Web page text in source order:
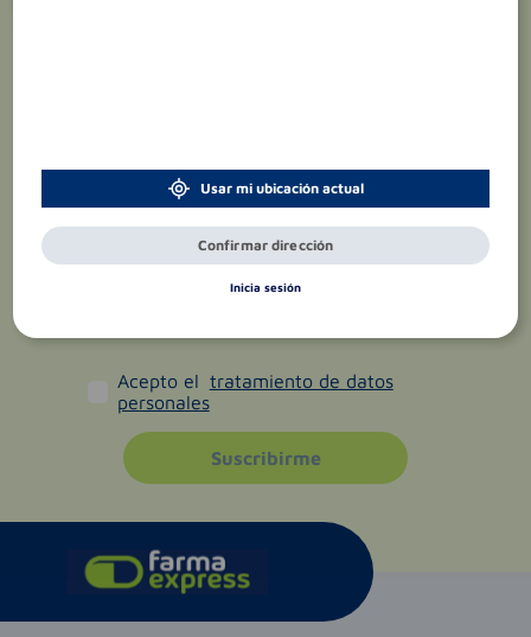
Acepto el tratamiento de datos
personales
Suscribirme
Usar mi ubicación actual
Confirmar dirección
Inicia sesión